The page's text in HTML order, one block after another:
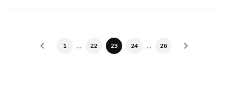
1 … 22 23 24 … 26